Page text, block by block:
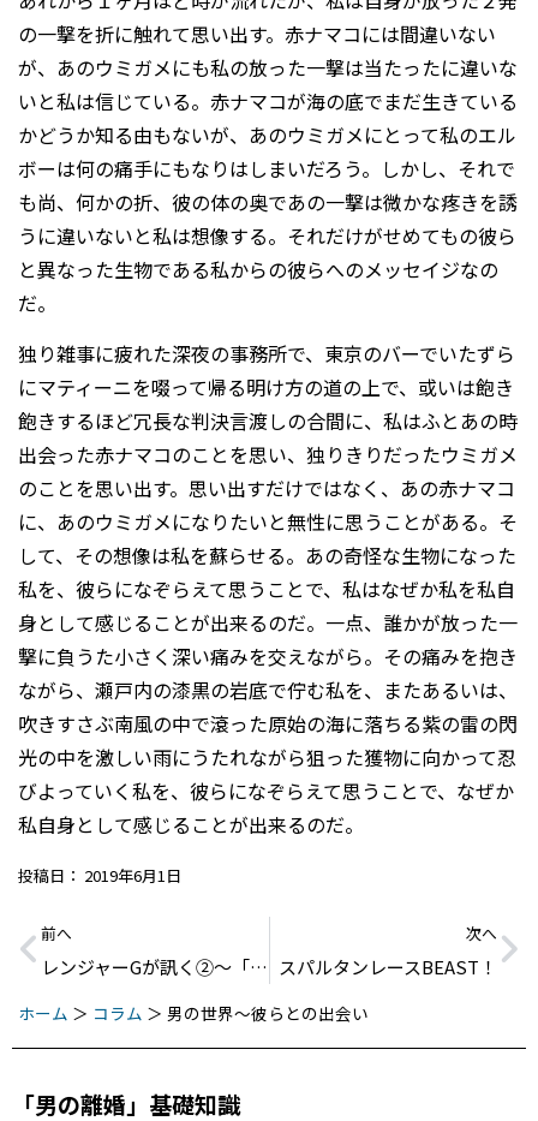
の一撃を折に触れて思い出す。赤ナマコには間違いない
が、あのウミガメにも私の放った一撃は当たったに違いな
いと私は信じている。赤ナマコが海の底でまだ生きている
かどうか知る由もないが、あのウミガメにとって私のエル
ボーは何の痛手にもなりはしまいだろう。しかし、それで
も尚、何かの折、彼の体の奥であの一撃は微かな疼きを誘
うに違いないと私は想像する。それだけがせめてもの彼ら
と異なった生物である私からの彼らへのメッセイジなの
だ。
独り雑事に疲れた深夜の事務所で、東京のバーでいたずら
にマティーニを啜って帰る明け方の道の上で、或いは飽き
飽きするほど冗長な判決言渡しの合間に、私はふとあの時
出会った赤ナマコのことを思い、独りきりだったウミガメ
のことを思い出す。思い出すだけではなく、あの赤ナマコ
に、あのウミガメになりたいと無性に思うことがある。そ
して、その想像は私を蘇らせる。あの奇怪な生物になった
私を、彼らになぞらえて思うことで、私はなぜか私を私自
身として感じることが出来るのだ。一点、誰かが放った一
撃に負うた小さく深い痛みを交えながら。その痛みを抱き
ながら、瀬戸内の漆黒の岩底で佇む私を、またあるいは、
吹きすさぶ南風の中で滾った原始の海に落ちる紫の雷の閃
光の中を激しい雨にうたれながら狙った獲物に向かって忍
びよっていく私を、彼らになぞらえて思うことで、なぜか
私自身として感じることが出来るのだ。
投稿日： 2019年6月1日
前へ
レンジャーGが訊く②〜「ADHD」新たな障害の誕生
次へ
スパルタンレースBEAST！
ホーム ＞ コラム ＞ 男の世界〜彼らとの出会い
「男の離婚」基礎知識